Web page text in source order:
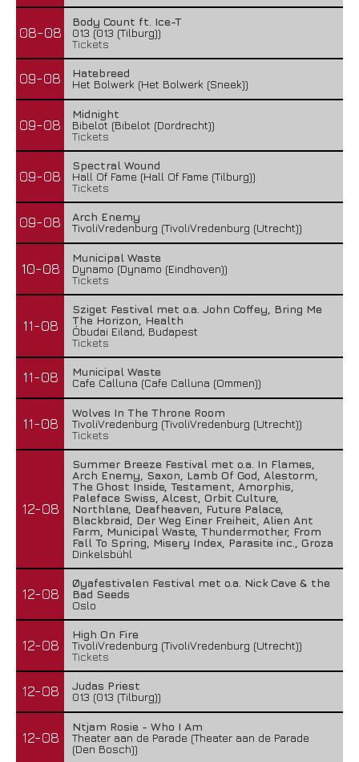
08-08
Body Count ft. Ice-T
013 (013 (Tilburg))
Tickets
09-08
Hatebreed
Het Bolwerk (Het Bolwerk (Sneek))
09-08
Midnight
Bibelot (Bibelot (Dordrecht))
Tickets
09-08
Spectral Wound
Hall Of Fame (Hall Of Fame (Tilburg))
Tickets
09-08
Arch Enemy
TivoliVredenburg (TivoliVredenburg (Utrecht))
10-08
Municipal Waste
Dynamo (Dynamo (Eindhoven))
Tickets
11-08
Sziget Festival met o.a. John Coffey, Bring Me
The Horizon, Health
Óbudai Eiland, Budapest
Tickets
11-08
Municipal Waste
Cafe Calluna (Cafe Calluna (Ommen))
11-08
Wolves In The Throne Room
TivoliVredenburg (TivoliVredenburg (Utrecht))
Tickets
12-08
Summer Breeze Festival met o.a. In Flames,
Arch Enemy, Saxon, Lamb Of God, Alestorm,
The Ghost Inside, Testament, Amorphis,
Paleface Swiss, Alcest, Orbit Culture,
Northlane, Deafheaven, Future Palace,
Blackbraid, Der Weg Einer Freiheit, Alien Ant
Farm, Municipal Waste, Thundermother, From
Fall To Spring, Misery Index, Parasite inc., Groza
Dinkelsbühl
12-08
Øyafestivalen Festival met o.a. Nick Cave & the
Bad Seeds
Oslo
12-08
High On Fire
TivoliVredenburg (TivoliVredenburg (Utrecht))
Tickets
12-08
Judas Priest
013 (013 (Tilburg))
12-08
Ntjam Rosie - Who I Am
Theater aan de Parade (Theater aan de Parade
(Den Bosch))